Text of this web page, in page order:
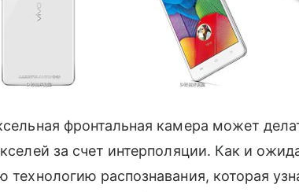
фронтальная камера может
за счет интерполяции. Как и
распознавания, которая